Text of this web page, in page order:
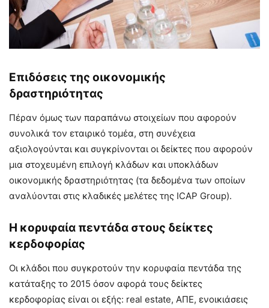
Επιδόσεις της οικονομικής
δραστηριότητας
Πέραν όμως των παραπάνω στοιχείων που αφορούν
συνολικά τον εταιρικό τομέα, στη συνέχεια
αξιολογούνται και συγκρίνονται οι δείκτες που αφορούν
μια στοχευμένη επιλογή κλάδων και υποκλάδων
οικονομικής δραστηριότητας (τα δεδομένα των οποίων
αναλύονται στις κλαδικές μελέτες της ICAP Group).
Η κορυφαία πεντάδα στους δείκτες
κερδοφορίας
Οι κλάδοι που συγκροτούν την κορυφαία πεντάδα της
κατάταξης το 2015 όσον αφορά τους δείκτες
κερδοφορίας είναι οι εξής: real estate, ΑΠΕ, ενοικιάσεις